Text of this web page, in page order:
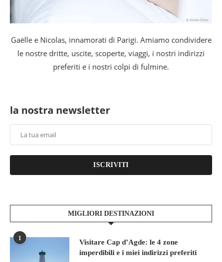
Gaëlle e Nicolas, innamorati di Parigi. Amiamo condividere
le nostre dritte, uscite, scoperte, viaggi, i nostri indirizzi
preferiti e i nostri colpi di fulmine.
la nostra newsletter
ISCRIVITI
MIGLIORI DESTINAZIONI
1
Visitare Cap d’Agde: le 4 zone
imperdibili e i miei indirizzi preferiti